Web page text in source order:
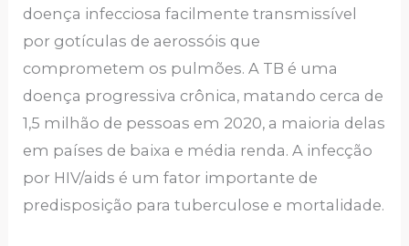
doença infecciosa facilmente transmissível
por gotículas de aerossóis que
comprometem os pulmões. A TB é uma
doença progressiva crônica, matando cerca de
1,5 milhão de pessoas em 2020, a maioria delas
em países de baixa e média renda. A infecção
por HIV/aids é um fator importante de
predisposição para tuberculose e mortalidade.